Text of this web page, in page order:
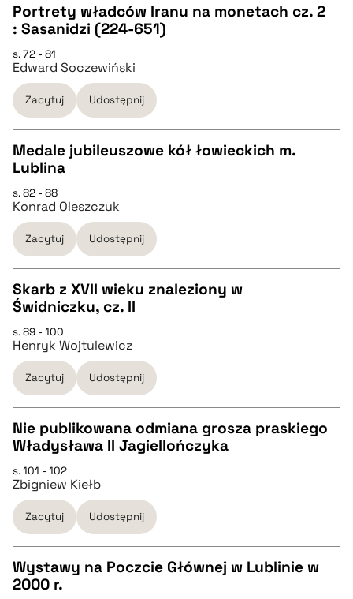
BIBTEX
pobierz cytat
CZYSTY TEKST
pobierz cytat
BIBTEX
Portrety władców Iranu na monetach cz. 2
: Sasanidzi (224-651)
s. 72 - 81
Edward Soczewiński
Zacytuj Udostępnij
pobierz cytat
BIBTEX
pobierz cytat
Medale jubileuszowe kół łowieckich m.
Lublina
s. 82 - 88
Konrad Oleszczuk
Zacytuj Udostępnij
pobierz cytat
BIBTEX
pobierz cytat
Skarb z XVII wieku znaleziony w
Świdniczku, cz. II
s. 89 - 100
Henryk Wojtulewicz
Zacytuj Udostępnij
CZYSTY TEKST
pobierz cytat
BIBTEX
Nie publikowana odmiana grosza praskiego
Władysława II Jagiellończyka
s. 101 - 102
Zbigniew Kiełb
Zacytuj Udostępnij
Wystawy na Poczcie Głównej w Lublinie w
2000 r.